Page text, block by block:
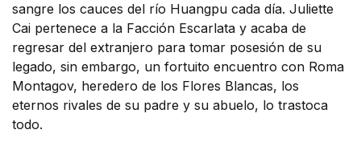
sangre los cauces del río Huangpu cada día. Juliette
Cai pertenece a la Facción Escarlata y acaba de
regresar del extranjero para tomar posesión de su
legado, sin embargo, un fortuito encuentro con Roma
Montagov, heredero de los Flores Blancas, los
eternos rivales de su padre y su abuelo, lo trastoca
todo.